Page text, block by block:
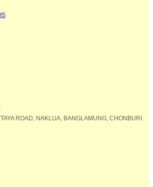
ROAD, NAKLUA, BANGLAMUNG, CHONBURI